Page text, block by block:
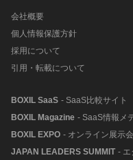
会社概要
個人情報保護方針
採用について
引用・転載について
BOXIL SaaS - SaaS比較サイト
BOXIL Magazine - SaaS情報メ
BOXIL EXPO - オンライン展示会
JAPAN LEADERS SUMMIT - エ